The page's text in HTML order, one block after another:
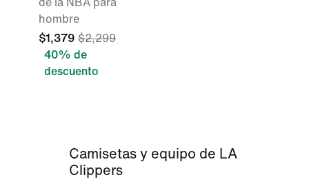
de la NBA para
hombre
$1,379 $2,299
40% de
descuento
Camisetas y equipo de LA
Clippers